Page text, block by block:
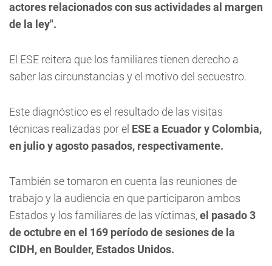
actores relacionados con sus actividades al margen
de la ley".
El ESE reitera que los familiares tienen derecho a
saber las circunstancias y el motivo del secuestro.
Este diagnóstico es el resultado de las visitas
técnicas realizadas por el ESE a Ecuador y Colombia,
en julio y agosto pasados, respectivamente.
También se tomaron en cuenta las reuniones de
trabajo y la audiencia en que participaron ambos
Estados y los familiares de las víctimas,el pasado 3
de octubre en el 169 período de sesiones de la
CIDH, en Boulder, Estados Unidos.